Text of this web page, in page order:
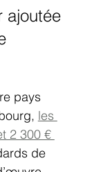
ajoutée
pays
les
2 300 €
de